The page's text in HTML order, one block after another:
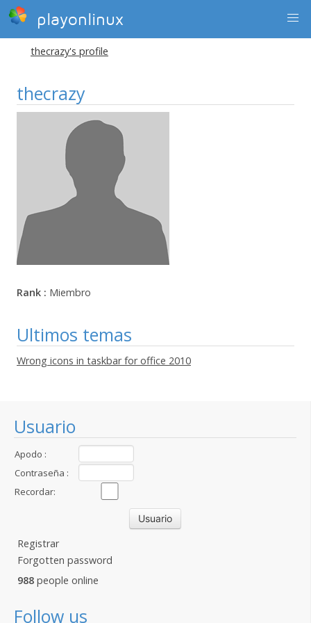
playonlinux
Usuario
Apodo :
Contraseña :
Recordar:
Registrar
Forgotten password
988 people online
Follow us
thecrazy's profile
thecrazy
Rank : Miembro
Ultimos temas
Wrong icons in taskbar for office 2010